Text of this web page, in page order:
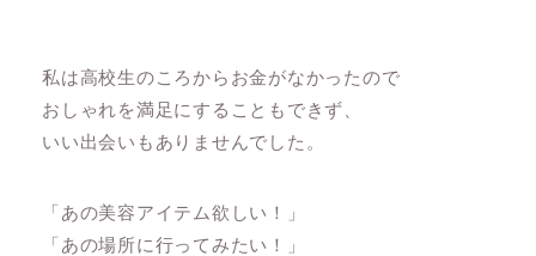
私は高校生のころからお金がなかったので
おしゃれを満足にすることもできず、
いい出会いもありませんでした。
「あの美容アイテム欲しい！」
「あの場所に行ってみたい！」